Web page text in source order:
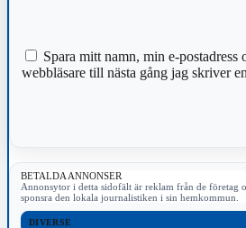
Spara mitt namn, min e-postadress
webbläsare till nästa gång jag skriver
BETALDA ANNONSER
Annonsytor i detta sidofält är reklam från de företag
sponsra den lokala journalistiken i sin hemkommun.
DIVERSE